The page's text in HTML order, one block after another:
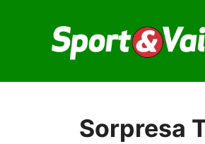
contenuto
Sorpresa